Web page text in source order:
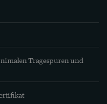
Tragespuren und